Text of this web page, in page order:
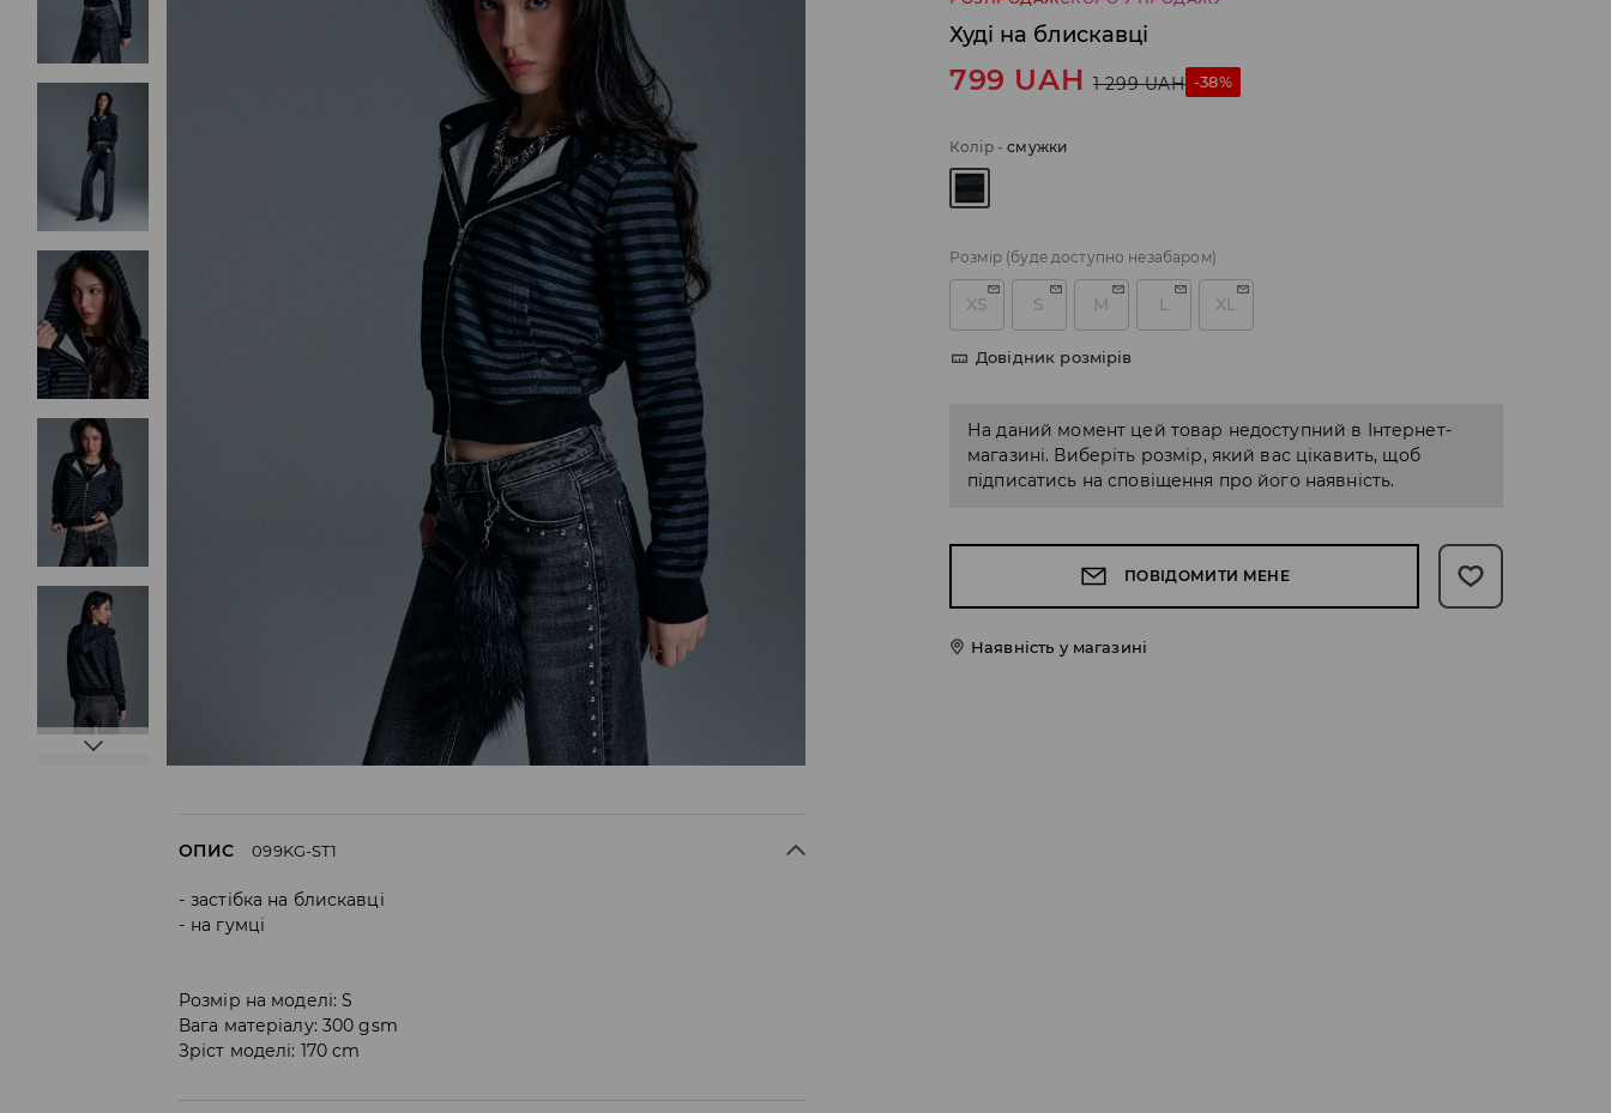
Худі на блискавці
799 UAH 1 299 UAH -38%
Колір-смужки
Розмір (буде доступно незабаром)
XS S M L XL
Довідник розмірів
На даний момент цей товар недоступний в Інтернет-
магазині. Виберіть розмір, який вас цікавить, щоб
підписатись на сповіщення про його наявність.
ПОВІДОМИТИ МЕНЕ
Наявність у магазині
ОПИС 099KG-ST1
застібка на блискавці
на гумці
Розмір на моделі: S
Вага матеріалу: 300 gsm
Зріст моделі: 170 cm